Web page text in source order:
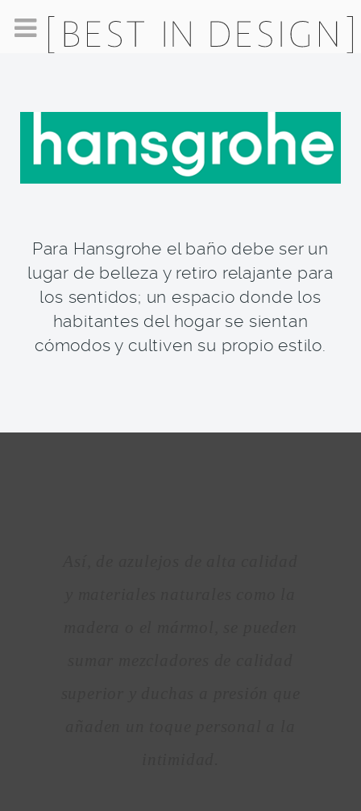
Para Hansgrohe el baño debe ser un
lugar de belleza y retiro relajante para
los sentidos; un espacio donde los
habitantes del hogar se sientan
cómodos y cultiven su propio estilo.